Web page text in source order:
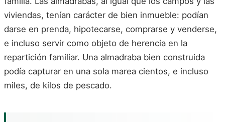
viviendas, tenían carácter de bien inmueble: podían
darse en prenda, hipotecarse, comprarse y venderse,
e incluso servir como objeto de herencia en la
repartición familiar. Una almadraba bien construida
podía capturar en una sola marea cientos, e incluso
miles, de kilos de pescado.